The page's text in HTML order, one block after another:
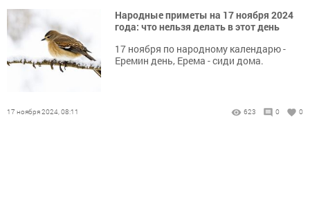
Народные приметы на 17 ноября 2024
года: что нельзя делать в этот день
17 ноября по народному календарю -
Еремин день, Ерема - сиди дома.
17 ноября 2024, 08:11 623 0 0